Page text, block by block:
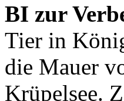
BI zur
Tier in
die Mauer
Krüpelsee.